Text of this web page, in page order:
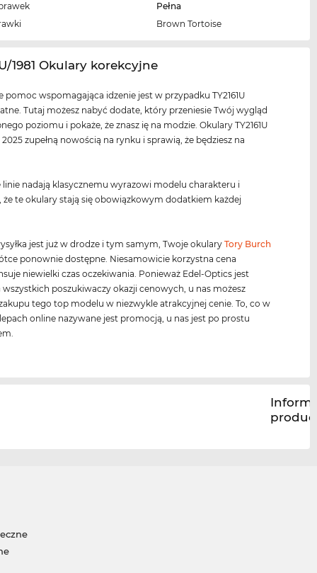
Pełna
Brown Tortoise
1981 Okulary korekcyjne
pomoc wspomagająca idzenie jest w przypadku TY2161U
Tutaj możesz nabyć dodate, który przeniesie Twój wygląd
poziomu i pokaże, że znasz ię na modzie. Okulary TY2161U
zupełną nowością na rynku i sprawią, że będziesz na
linie nadają klasycznemu wyrazowi modelu charakteru i
że te okulary stają się obowiązkowym dodatkiem każdej
jest już w drodze i tym samym, Twoje okularyTory Burch
ponownie dostępne. Niesamowicie korzystna cena
niewielki czas oczekiwania. Ponieważ Edel-Optics jest
wszystkich poszukiwaczy okazji cenowych, u nas możesz
tego top modelu w niezwykle atrakcyjnej cenie. To, co w
online nazywane jest promocją, u nas jest po prostu